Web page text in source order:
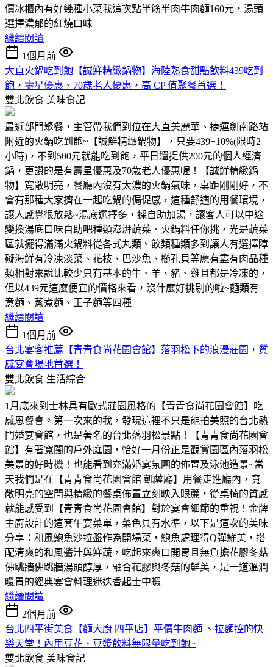
價冰櫃內有好幾種小菜我這次點半筋半肉牛肉麵160元，湯頭
選擇濃郁的紅燒口味
繼續閱讀
1個月前
大直火鍋吃到飽【誠鮮精緻鍋物】海陸熟食甜點飲料439吃到
飽，壽星優惠、70歲老人優惠，高 CP 值聚餐首選！
雙北飲食 美味食記
最近部門聚餐，主管帶我們到位在大直美麗華、捷運劍南路站
附近的火鍋吃到飽~【誠鮮精緻鍋物】，只要439+10%(限時2
小時)，不到500元就能吃到飽，平日還提供200元的個人經濟
鍋，更讚的是有壽星優惠及70歲老人優惠喔！【誠鮮精緻鍋
物】寬敞明亮，餐廳內沒有太濃的火鍋氣味，桌距剛剛好，不
會有那種大家擠在一起吃鍋的侷促感，這種舒適的用餐環境，
讓人感覺很放鬆~湯底選擇多，採自助加湯，讓客人可以中途
變換湯底口味自助吧種類澎湃蔬菜、火鍋料任你挑，光是蔬菜
區就擺得滿滿火鍋料從各式丸類、餃類種類多到讓人有選擇障
礙海鮮有冷凍淡菜、花枝、巴沙魚、櫛孔貝等應有盡有肉品種
類相對來說比較少只有基本的牛、羊、豬、雞且都是冷凍的，
但以439元這麼便宜的價格來看，沒什麼好挑剔的啦~麵類有
意麵、蒸煮麵、王子麵等四種
繼續閱讀
1個月前
台北宴客推薦【青青食尚花園會館】落羽松下的浪漫莊園，質
感宴會場地首選！
雙北飲食 生活綜合
1月底來到士林具有歐式莊園風格的【青青食尚花園會館】吃
感恩餐會。第一次來的我，發現這裡不只是能拍美照的台北熱
門婚宴會館，也是著名的台北落羽松景點！【青青食尚花園會
館】有著寬闊的戶外庭園，恰好一月份正是觀賞園區內落羽松
美景的好時機！也能看到充滿婚宴氛圍的佈置及泳池造景~當
天我們是在【青青食尚花園會館 凱薩廳】用餐走進廳內，寬
敞明亮的空間與精緻的餐桌佈置立刻映入眼簾，從桌椅的質感
就能感受到【青青食尚花園會館】對於宴會細節的重視！金牌
主廚設計的這套午宴菜單，菜色具有水準，以下是這次的美味
分享：和風鮑魚沙拉盤作為開場菜，鮑魚處理得Q彈鮮美，搭
配清爽的和風醬汁與鮮蔬，吃起來爽口開胃且無負擔花膠冬菇
佛跳牆佛跳牆湯頭醇厚，融合花膠與冬菇的鮮美，是一道溫潤
暖胃的經典宴會料理迷迭香起士中蝦
繼續閱讀
2個月前
台北四平街美食【麵大廚 四平店】平價牛肉麵 、拉麵控的快
樂天堂！內用豆花、豆漿飲料無限量吃到飽~
雙北飲食 美味食記